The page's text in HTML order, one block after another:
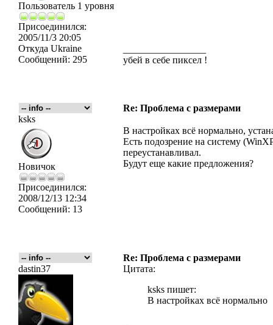
Пользователь 1 уровня
Присоединился:
2005/11/3 20:05
Откуда Ukraine
Сообщений: 295
убей в себе пиксел !
Re: Проблема с размерами
ksks
Новичок
Присоединился:
2008/12/13 12:34
Сообщений: 13
В настройках всё нормально,
Есть подозрение на систему
переустанавливал.
Будут еще какие предложения?
Re: Проблема с размерами
dastin37
Цитата:
ksks пишет:
В настройках всё нормально